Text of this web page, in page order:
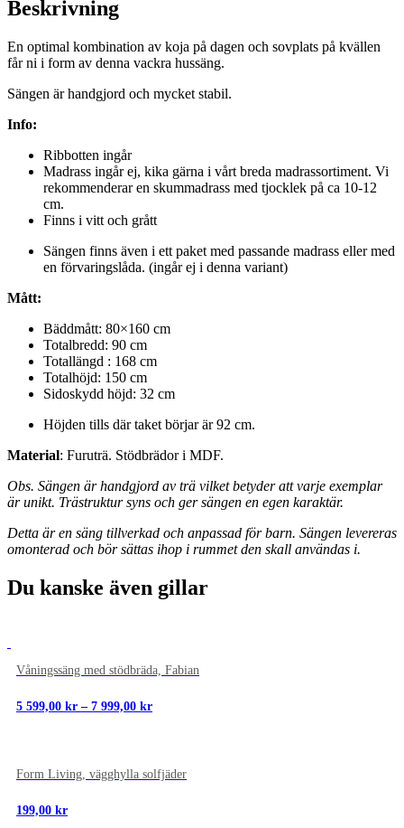
Beskrivning
En optimal kombination av koja på dagen och sovplats på kvällen
får ni i form av denna vackra hussäng.
Sängen är handgjord och mycket stabil.
Info:
Ribbotten ingår
Madrass ingår ej, kika gärna i vårt breda madrassortiment. Vi
rekommenderar en skummadrass med tjocklek på ca 10-12
cm.
Finns i vitt och grått
Sängen finns även i ett paket med passande madrass eller med
en förvaringslåda. (ingår ej i denna variant)
Mått:
Bäddmått: 80×160 cm
Totalbredd: 90 cm
Totallängd : 168 cm
Totalhöjd: 150 cm
Sidoskydd höjd: 32 cm
Höjden tills där taket börjar är 92 cm.
Material: Furuträ. Stödbrädor i MDF.
Obs. Sängen är handgjord av trä vilket betyder att varje exemplar
är unikt. Trästruktur syns och ger sängen en egen karaktär.
Detta är en säng tillverkad och anpassad för barn. Sängen levereras
omonterad och bör sättas ihop i rummet den skall användas i.
Du kanske även gillar
Våningssäng med stödbräda, Fabian
5 599,00 kr – 7 999,00 krPrisintervall:
999,00 kr
Form Living, vägghylla solfjäder
199,00 kr